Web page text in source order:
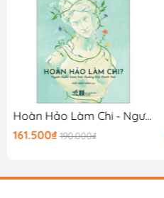
Hoàn Hảo Làm Chi - Người Muốn Hoàn Hảo Thường Khó Thảnh Thơi
161.500₫ 190.000₫